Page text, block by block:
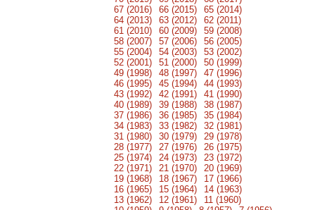
67 (2016)
66 (2015)
65 (2014)
64 (2013)
63 (2012)
62 (2011)
61 (2010)
60 (2009)
59 (2008)
58 (2007)
57 (2006)
56 (2005)
55 (2004)
54 (2003)
53 (2002)
52 (2001)
51 (2000)
50 (1999)
49 (1998)
48 (1997)
47 (1996)
46 (1995)
45 (1994)
44 (1993)
43 (1992)
42 (1991)
41 (1990)
40 (1989)
39 (1988)
38 (1987)
37 (1986)
36 (1985)
35 (1984)
34 (1983)
33 (1982)
32 (1981)
31 (1980)
30 (1979)
29 (1978)
28 (1977)
27 (1976)
26 (1975)
25 (1974)
24 (1973)
23 (1972)
22 (1971)
21 (1970)
20 (1969)
19 (1968)
18 (1967)
17 (1966)
16 (1965)
15 (1964)
14 (1963)
13 (1962)
12 (1961)
11 (1960)